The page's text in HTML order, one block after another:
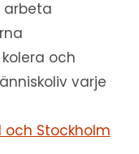
arbeta
och
varje
och Stockholm